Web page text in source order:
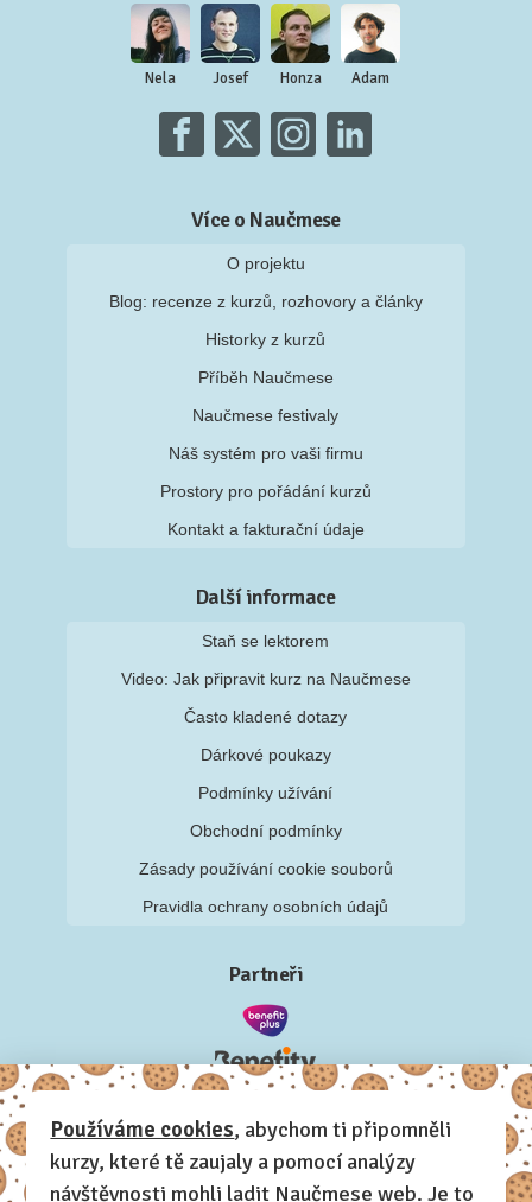
Nela Josef Honza Adam
Více o Naučmese
O projektu
Blog: recenze z kurzů, rozhovory a články
Historky z kurzů
Příběh Naučmese
Naučmese festivaly
Náš systém pro vaši firmu
Prostory pro pořádání kurzů
Kontakt a fakturační údaje
Další informace
Staň se lektorem
Video: Jak připravit kurz na Naučmese
Často kladené dotazy
Dárkové poukazy
Podmínky užívání
Obchodní podmínky
Zásady používání cookie souborů
Pravidla ochrany osobních údajů
Partneři
Používáme cookies, abychom ti připomněli
kurzy, které tě zaujaly a pomocí analýzy
návštěvnosti mohli ladit Naučmese web. Je to